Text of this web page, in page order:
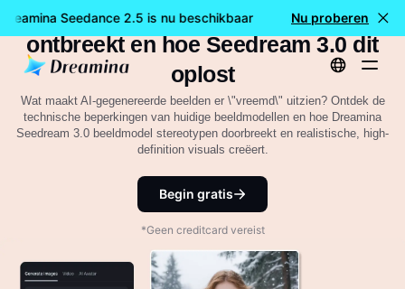
Seedance 2.5 is nu beschikbaar 🎉 Nieuw model
Nu proberen
Begrijp AI-beeldmodellen: Wat
ontbreekt en hoe Seedream 3.0 dit
oplost
Wat maakt AI-gegenereerde beelden er \"vreemd\" uitzien? Ontdek de
technische beperkingen van huidige beeldmodellen en hoe Dreamina
Seedream 3.0 beeldmodel stereotypen doorbreekt en realistische, high-
definition visuals creëert.
Begin gratis
*Geen creditcard vereist